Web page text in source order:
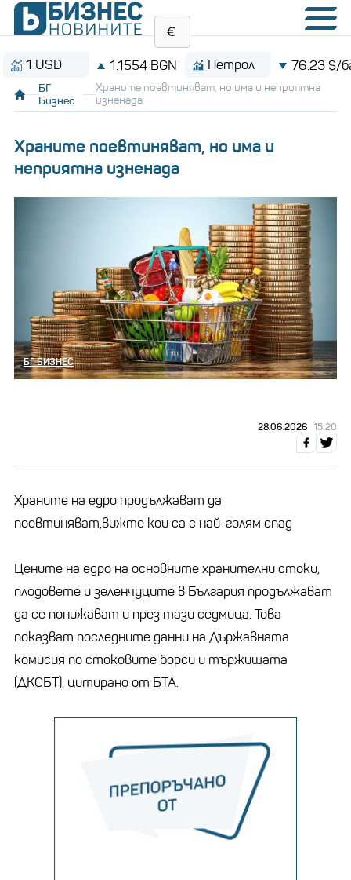
1.1554 BGN Петрол 76.23 $/барел
БГ
Бизнес
Храните поевтиняват, но има и неприятна
изненада
Храните поевтиняват, но има и
неприятна изненада
БГ БИЗНЕС
28.06.2026 15:20
Храните на едро продължават да
поевтиняват,вижте кои са с най-голям спад
Цените на едро на основните хранителни стоки,
плодовете и зеленчуците в България продължават
да се понижават и през тази седмица. Това
показват последните данни на Държавната
комисия по стоковите борси и тържищата
(ДКСБТ), цитирано от БТА.